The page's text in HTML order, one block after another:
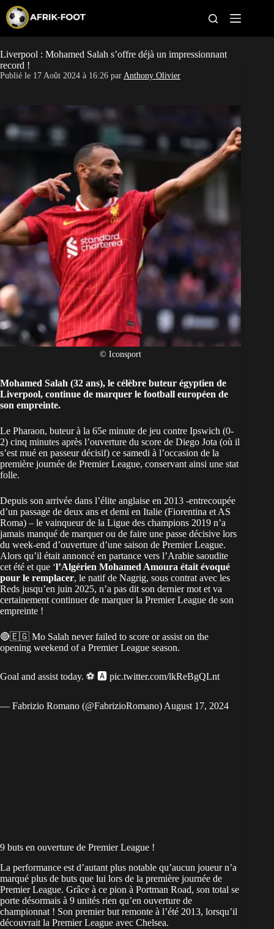
p
t
o
c
o
CAN féminine
Clubs
Classement
Paris sportifs
Liverpool : Mohamed Salah s’offre déjà un impressionnant
record !
Publié le 17 Août 2024 à 16:26 par Anthony Olivier
© Iconsport
Mohamed Salah (32 ans), le célèbre buteur égyptien de
Liverpool, continue de marquer le football européen de
son empreinte.
Le Pharaon, buteur à la 65e minute de jeu contre Ipswich (0-
2) cinq minutes après l’ouverture du score de Diego Jota (où il
s’est mué en passeur décisif) ce samedi à l’occasion de la
première journée de Premier League, conservant ainsi une stat
folle.
Depuis son arrivée dans l’élite anglaise en 2013 -entrecoupée
d’un passage de deux ans et demi en Italie (Fiorentina et AS
Roma) – le vainqueur de la Ligue des champions 2019 n’a
jamais manqué de marquer ou de faire une passe décisive lors
du week-end d’ouverture d’une saison de Premier League.
Alors qu’il était annoncé en partance vers l’Arabie saoudite
cet été et que ‘l’Algérien Mohamed Amoura était évoqué
pour le remplacer, le natif de Nagrig, sous contrat avec les
Reds jusqu’en juin 2025, n’a pas dit son dernier mot et va
certainement continuer de marquer la Premier League de son
empreinte !
🔴🇪🇬 Mo Salah never failed to score or assist on the
opening weekend of a Premier League season.
Goal and assist today. ⚽️ 🅰️ pic.twitter.com/lkReBgQLnt
— Fabrizio Romano (@FabrizioRomano) August 17, 2024
9 buts en ouverture de Premier League !
La performance est d’autant plus notable qu’aucun joueur n’a
marqué plus de buts que lui lors de la première journée de
Premier League. Grâce à ce pion à Portman Road, son total se
porte désormais à 9 unités rien qu’en ouverture de
championnat ! Son premier but remonte à l’été 2013, lorsqu’il
découvrait la Premier League avec Chelsea.